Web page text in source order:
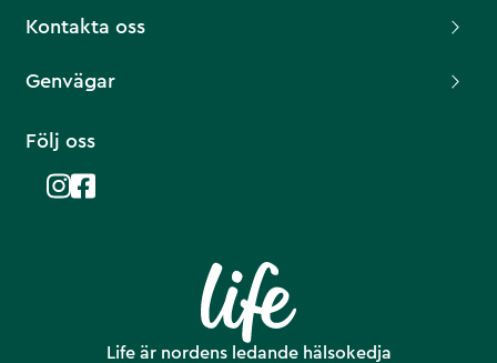
Life är nordens ledande hälsokedja
Kontakta oss
Genvägar
Följ oss